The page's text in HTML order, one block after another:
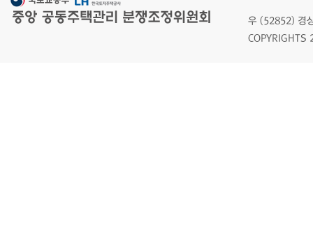
우 (52852) 경
COPYRIGHTS